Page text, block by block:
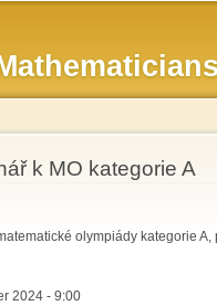
k MO kategorie A
olympiády kategorie
2024 - 9:00